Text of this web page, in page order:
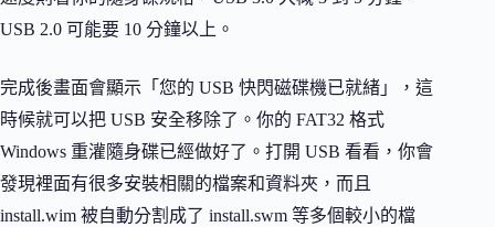
USB 2.0 可能要 10 分鐘以上。
完成後畫面會顯示「您的 USB 快閃磁碟機已就緒」，這
時候就可以把 USB 安全移除了。你的 FAT32 格式
Windows 重灌隨身碟已經做好了。打開 USB 看看，你會
發現裡面有很多安裝相關的檔案和資料夾，而且
install.wim 被自動分割成了 install.swm 等多個較小的檔